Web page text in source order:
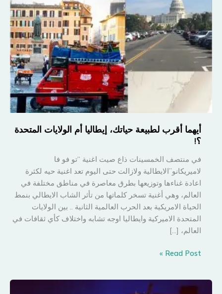
أيهما أقرب لطبيعة حياتك، إيطاليا أم الولايات المتحدة
؟!
في منتصف الخمسينات ذاع صيت اغنية “تو فو فا
لاميريكانو”الايطالية ولازالت حتى اليوم تعد اغنية حيه لكثرة
اعادة غناءها وتوزيعها بطرق معاصرة في مناطق مختلفة في
العالم، وهي أغنية تسخر كلماتها من تأثر الشاب الايطالي بنمط
الحياة الامريكية بعد الحرب العالمية الثانية .. بين الولايات
المتحدة الاميركية وايطاليا اوجه تشابه واختلاف كأي ثقافات في
العالم، […]
أيهما
حياتك،
Read Post »